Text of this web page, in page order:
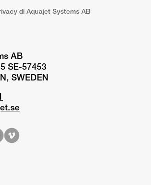
di Aquajet Systems AB
AB
SE-57453
SWEDEN